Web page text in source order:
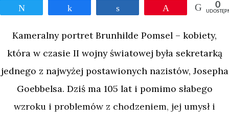
Przypnij 0
Kameralny portret Brunhilde Pomsel – kobiety,
która w czasie II wojny światowej była sekretarką
jednego z najwyżej postawionych nazistów, Josepha
Goebbelsa. Dziś ma 105 lat i pomimo słabego
wzroku i problemów z chodzeniem, jej umysł i